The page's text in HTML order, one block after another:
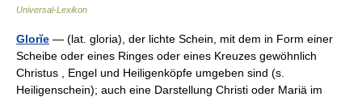
Universal-Lexikon
Glorĭe — (lat. gloria), der lichte Schein, mit dem in Form einer
Scheibe oder eines Ringes oder eines Kreuzes gewöhnlich
Christus , Engel und Heiligenköpfe umgeben sind (s.
Heiligenschein); auch eine Darstellung Christi oder Mariä im